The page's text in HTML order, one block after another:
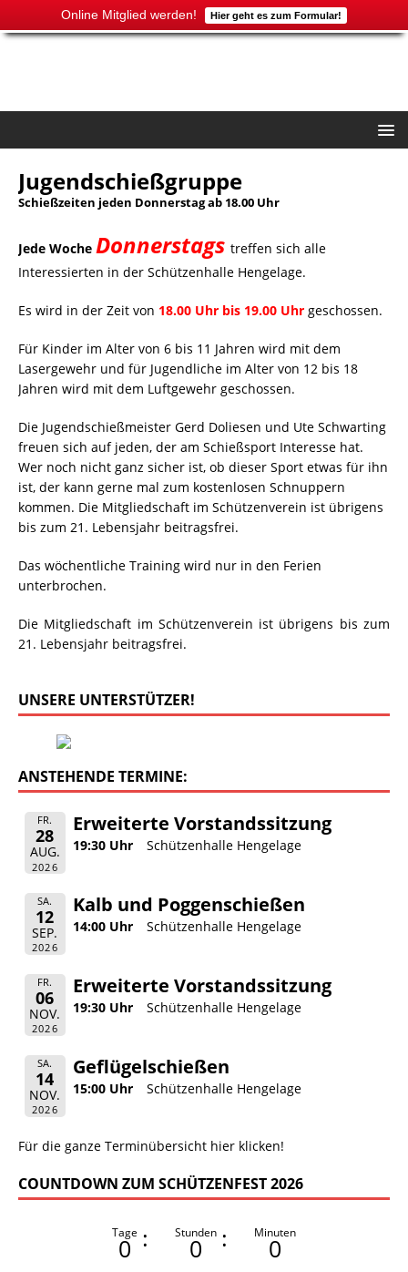
Online Mitglied werden! Hier geht es zum Formular!
Jugendschießgruppe
Schießzeiten jeden Donnerstag ab 18.00 Uhr
Jede Woche Donnerstags treffen sich alle
Interessierten in der Schützenhalle Hengelage.
Es wird in der Zeit von 18.00 Uhr bis 19.00 Uhr geschossen.
Für Kinder im Alter von 6 bis 11 Jahren wird mit dem
Lasergewehr und für Jugendliche im Alter von 12 bis 18
Jahren wird mit dem Luftgewehr geschossen.
Die Jugendschießmeister Gerd Doliesen und Ute Schwarting
freuen sich auf jeden, der am Schießsport Interesse hat.
Wer noch nicht ganz sicher ist, ob dieser Sport etwas für ihn
ist, der kann gerne mal zum kostenlosen Schnuppern
kommen. Die Mitgliedschaft im Schützenverein ist übrigens
bis zum 21. Lebensjahr beitragsfrei.
Das wöchentliche Training wird nur in den Ferien
unterbrochen.
Die Mitgliedschaft im Schützenverein ist übrigens bis zum
21. Lebensjahr beitragsfrei.
UNSERE UNTERSTÜTZER!
ANSTEHENDE TERMINE:
FR.
28
AUG.
2026
Erweiterte Vorstandssitzung
19:30 Uhr Schützenhalle Hengelage
SA.
12
SEP.
2026
Kalb und Poggenschießen
14:00 Uhr Schützenhalle Hengelage
FR.
06
NOV.
2026
Erweiterte Vorstandssitzung
19:30 Uhr Schützenhalle Hengelage
SA.
14
NOV.
2026
Geflügelschießen
15:00 Uhr Schützenhalle Hengelage
Für die ganze Terminübersicht hier klicken!
COUNTDOWN ZUM SCHÜTZENFEST 2026
Tage
0 : Stunden
0 : Minuten
0